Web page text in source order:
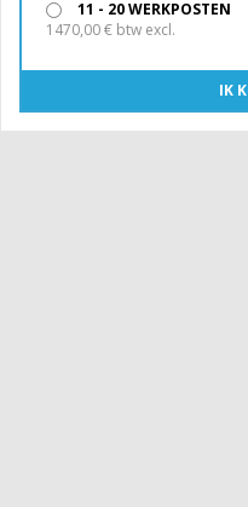
11 - 20 WERKPOSTEN
1470,00 € btw excl.